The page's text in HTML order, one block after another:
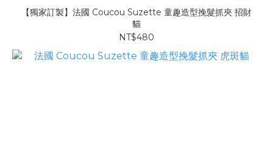
【獨家訂製】法國 Coucou Suzette 童趣造型挽髮抓夾 招財
貓
NT$480